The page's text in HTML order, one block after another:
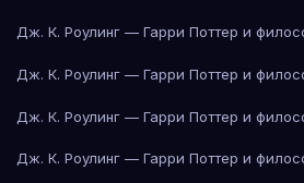
Дж. К. Роулинг — Гарри Поттер и
Дж. К. Роулинг — Гарри Поттер и
Дж. К. Роулинг — Гарри Поттер и
Дж. К. Роулинг — Гарри Поттер и